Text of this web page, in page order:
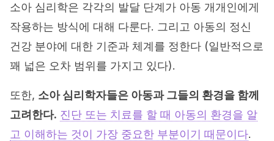
소아 심리학은 각각의 발달 단계가 아동 개개인에게
작용하는 방식에 대해 다룬다. 그리고 아동의 정신
건강 분야에 대한 기준과 체계를 정한다 (일반적으로
꽤 넓은 오차 범위를 가지고 있다).
또한, 소아 심리학자들은 아동과 그들의 환경을 함께
고려한다. 진단 또는 치료를 할 때 아동의 환경을 알
고 이해하는 것이 가장 중요한 부분이기 때문이다.